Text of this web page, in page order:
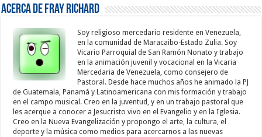
Acerca de Fray Richard
Soy religioso mercedario residente en Venezuela,
en la comunidad de Maracaibo-Estado Zulia. Soy
Vicario Parroquial de San Ramón Nonato y trabajo
en la animación juvenil y vocacional en la Vicaria
Mercedaria de Venezuela, como consejero de
Pastoral. Desde hace muchos años he animado la PJ
de Guatemala, Panamá y Latinoamericana con mis formación y trabajo
en el campo musical. Creo en la juventud, y en un trabajo pastoral que
les acerque a conocer a Jesucristo vivo en el Evangelio y en la Iglesia.
Creo en la Nueva Evangelización y propongo el arte, la cultura, el
deporte y la música como medios para acercarnos a las nuevas